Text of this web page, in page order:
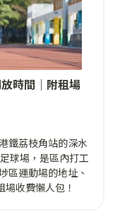
時間｜附租場
鐵荔枝角站的深水
球場，是區內打工
區運動場的地址、
收費懶人包！